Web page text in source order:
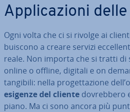
Ap­pli­ca­zio­ni delle
Ogni volta che ci si rivolge ai
bui­sco­no a creare servizi
reale. Non importa che si tratti di
online o offline, digitali e on
tangibili: nella pro­get­ta­zio­ne
esigenze del cliente do­vreb­be­ro
piano. Ma ci sono ancora più